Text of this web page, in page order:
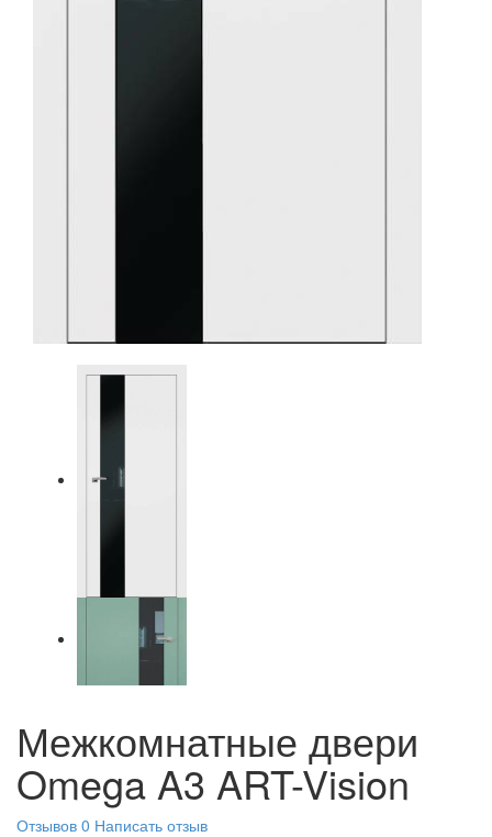
Межкомнатные двери
Omega A3 ART-Vision
Отзывов 0 Написать отзыв